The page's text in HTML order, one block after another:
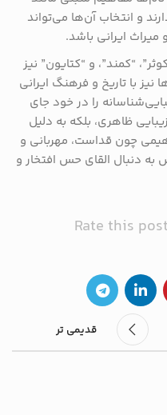
و انتخاب آن‌ها می‌تواند
ایرانی باشد.
“کمند”، و “کتایون” نیز
با تاریخ و فرهنگ ایرانی
را در خود جای
ظاهری، بلکه به دلیل
چون قداست، مهربانی و
دنبال القای حس افتخار و
Rate this post
قدیمی تر